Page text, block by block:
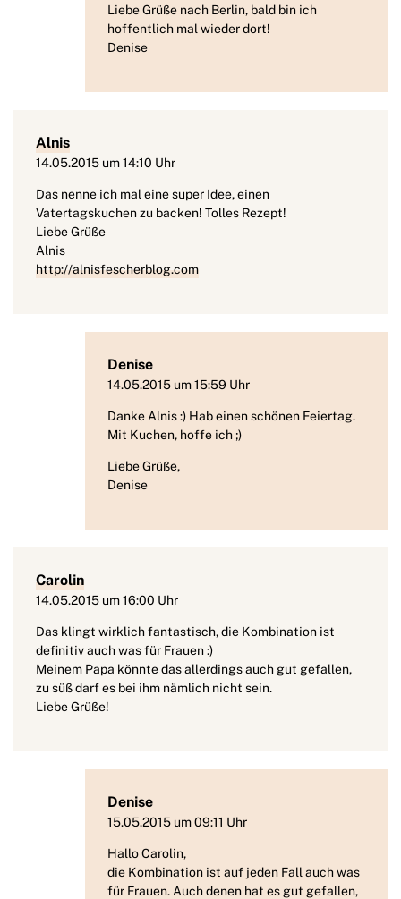
Liebe Grüße nach Berlin, bald bin ich
hoffentlich mal wieder dort!
Denise
Alnis
14.05.2015 um 14:10 Uhr
Das nenne ich mal eine super Idee, einen
Vatertagskuchen zu backen! Tolles Rezept!
Liebe Grüße
Alnis
http://alnisfescherblog.com
Denise
14.05.2015 um 15:59 Uhr
Danke Alnis :) Hab einen schönen Feiertag.
Mit Kuchen, hoffe ich ;)
Liebe Grüße,
Denise
Carolin
14.05.2015 um 16:00 Uhr
Das klingt wirklich fantastisch, die Kombination ist
definitiv auch was für Frauen :)
Meinem Papa könnte das allerdings auch gut gefallen,
zu süß darf es bei ihm nämlich nicht sein.
Liebe Grüße!
Denise
15.05.2015 um 09:11 Uhr
Hallo Carolin,
die Kombination ist auf jeden Fall auch was
für Frauen. Auch denen hat es gut gefallen,